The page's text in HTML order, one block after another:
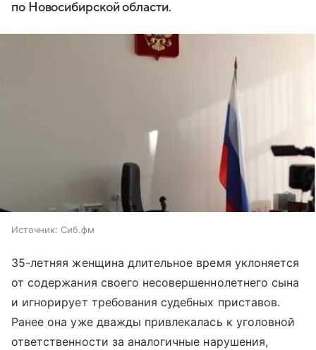
по Новосибирской области.
Источник: Сиб.фм
35-летняя женщина длительное время уклоняется
от содержания своего несовершеннолетнего сына
и игнорирует требования судебных приставов.
Ранее она уже дважды привлекалась к уголовной
ответственности за аналогичные нарушения,